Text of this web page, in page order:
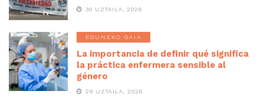
30 UZTAILA, 2026
EGUNEKO GAIA
La importancia de definir qué significa
la práctica enfermera sensible al
género
29 UZTAILA, 2026